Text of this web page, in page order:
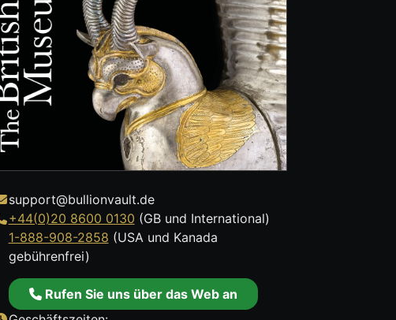
support@bullionvault.de
+44(0)20 8600 0130 (GB und International)
1-888-908-2858 (USA und Kanada
gebührenfrei)
Rufen Sie uns über das Web an